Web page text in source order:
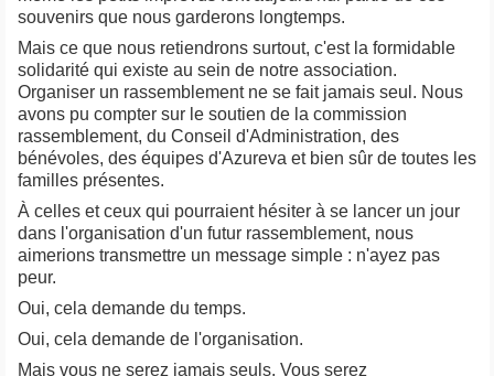
souvenirs que nous garderons longtemps.
Mais ce que nous retiendrons surtout, c'est la formidable
solidarité qui existe au sein de notre association.
Organiser un rassemblement ne se fait jamais seul. Nous
avons pu compter sur le soutien de la commission
rassemblement, du Conseil d'Administration, des
bénévoles, des équipes d'Azureva et bien sûr de toutes les
familles présentes.
À celles et ceux qui pourraient hésiter à se lancer un jour
dans l'organisation d'un futur rassemblement, nous
aimerions transmettre un message simple : n'ayez pas
peur.
Oui, cela demande du temps.
Oui, cela demande de l'organisation.
Mais vous ne serez jamais seuls. Vous serez